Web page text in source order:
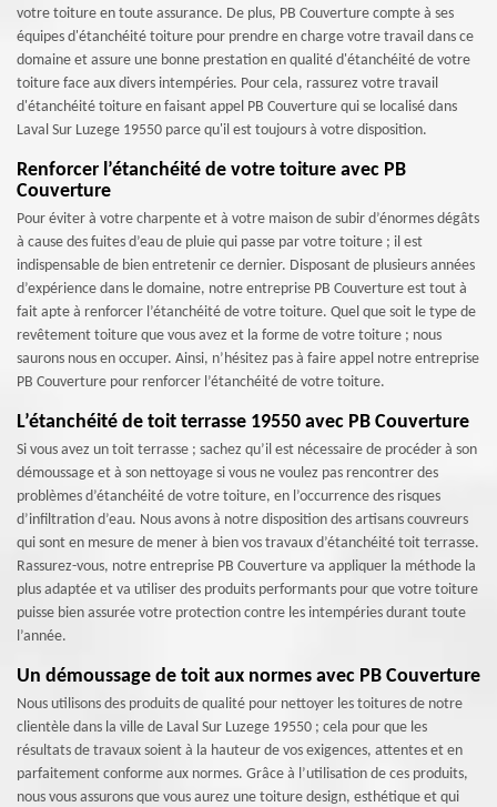
votre toiture en toute assurance. De plus, PB Couverture compte à ses
équipes d'étanchéité toiture pour prendre en charge votre travail dans ce
domaine et assure une bonne prestation en qualité d'étanchéité de votre
toiture face aux divers intempéries. Pour cela, rassurez votre travail
d'étanchéité toiture en faisant appel PB Couverture qui se localisé dans
Laval Sur Luzege 19550 parce qu'il est toujours à votre disposition.
Renforcer l’étanchéité de votre toiture avec PB
Couverture
Pour éviter à votre charpente et à votre maison de subir d’énormes dégâts
à cause des fuites d’eau de pluie qui passe par votre toiture ; il est
indispensable de bien entretenir ce dernier. Disposant de plusieurs années
d’expérience dans le domaine, notre entreprise PB Couverture est tout à
fait apte à renforcer l’étanchéité de votre toiture. Quel que soit le type de
revêtement toiture que vous avez et la forme de votre toiture ; nous
saurons nous en occuper. Ainsi, n’hésitez pas à faire appel notre entreprise
PB Couverture pour renforcer l’étanchéité de votre toiture.
L’étanchéité de toit terrasse 19550 avec PB Couverture
Si vous avez un toit terrasse ; sachez qu’il est nécessaire de procéder à son
démoussage et à son nettoyage si vous ne voulez pas rencontrer des
problèmes d’étanchéité de votre toiture, en l’occurrence des risques
d’infiltration d’eau. Nous avons à notre disposition des artisans couvreurs
qui sont en mesure de mener à bien vos travaux d’étanchéité toit terrasse.
Rassurez-vous, notre entreprise PB Couverture va appliquer la méthode la
plus adaptée et va utiliser des produits performants pour que votre toiture
puisse bien assurée votre protection contre les intempéries durant toute
l’année.
Un démoussage de toit aux normes avec PB Couverture
Nous utilisons des produits de qualité pour nettoyer les toitures de notre
clientèle dans la ville de Laval Sur Luzege 19550 ; cela pour que les
résultats de travaux soient à la hauteur de vos exigences, attentes et en
parfaitement conforme aux normes. Grâce à l’utilisation de ces produits,
nous vous assurons que vous aurez une toiture design, esthétique et qui